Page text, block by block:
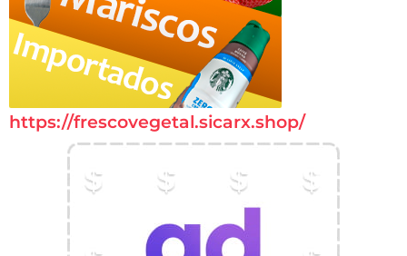
https://frescovegetal.sicarx.shop/